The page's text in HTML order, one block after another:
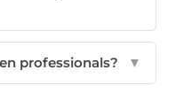
professionals? ▼